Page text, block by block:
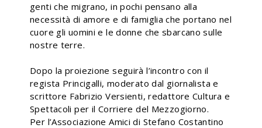
genti che migrano, in pochi pensano alla
necessità di amore e di famiglia che portano nel
cuore gli uomini e le donne che sbarcano sulle
nostre terre.
Dopo la proiezione seguirà l’incontro con il
regista Princigalli, moderato dal giornalista e
scrittore Fabrizio Versienti, redattore Cultura e
Spettacoli per il Corriere del Mezzogiorno.
Per l’Associazione Amici di Stefano Costantino